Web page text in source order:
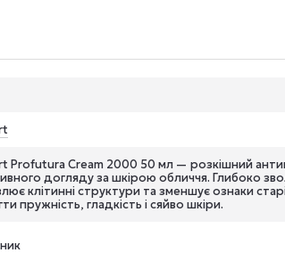
Profutura Cream 2000 50 мл — розкішний
догляду за шкірою обличчя. Глибоко
клітинні структури та зменшує ознаки
пружність, гладкість і сяйво шкіри.